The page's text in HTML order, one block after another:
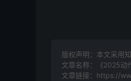
版权声明：本文采用
文章名称：《2025动
文章链接： https://